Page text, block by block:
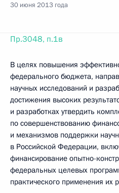
30 июня 2013 года
Пр.3048, п.1в
В целях повышения
федерального бюджета,
научных исследований и
достижения высоких
и разработках утвердить
по совершенствованию
и механизмов поддержки
в Российской Федерации,
финансирование опытно-
федеральных целевых
практического применения их